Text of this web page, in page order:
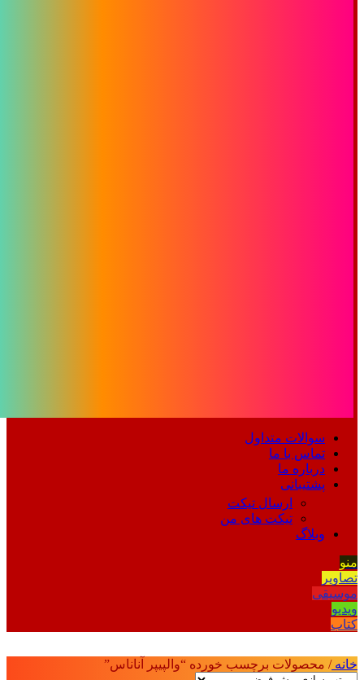
سوالات متداول
تماس با ما
درباره ما
پشتیبانی
ارسال تیکت
تیکت های من
وبلاگ
منو
تصاویر
موسیقی
ویدیو
کتاب
خانه/ محصولات برچسب خورده “والپیپر آناناس”